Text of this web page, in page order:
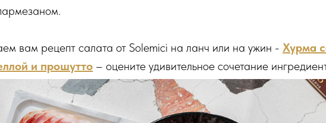
вам рецепт салата от Solemici на ланч или на ужин - Хурма
и прошутто – оцените удивительное сочетание